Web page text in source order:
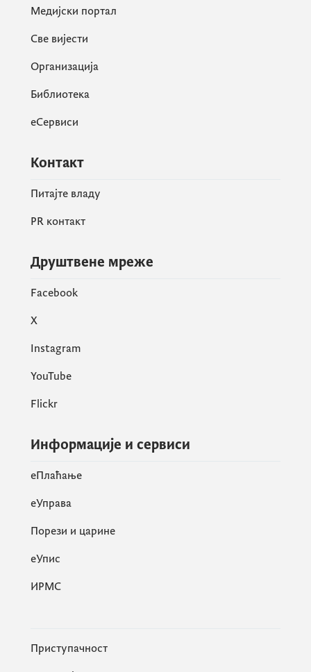
Медијски портал
Све вијести
Организација
Библиотека
еСервиси
Контакт
Питајте владу
PR контакт
Друштвене мреже
Facebook
X
Instagram
YouTube
Flickr
Информације и сервиси
eПлаћање
еУправа
Порези и царине
eУпис
ИРМС
Приступачност